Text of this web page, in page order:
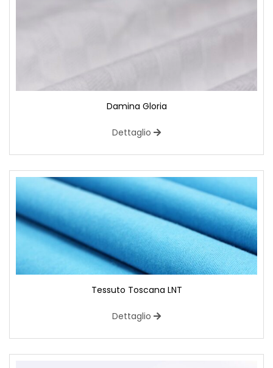
Damina Gloria
Dettaglio
Tessuto Toscana LNT
Dettaglio